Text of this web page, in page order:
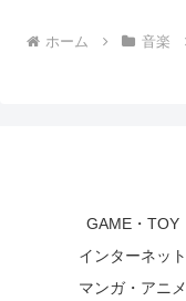
ホーム 音楽
GAME・TOY
インターネット
マンガ・アニメ